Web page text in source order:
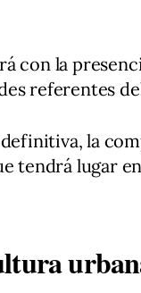
con la
referentes
la
tendrá lugar en